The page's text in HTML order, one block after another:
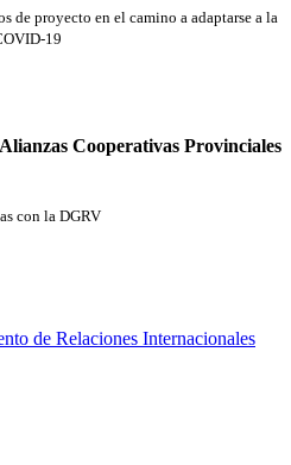
de proyecto en el camino a adaptarse a la
19
Cooperativas Provinciales
con la DGRV
de Relaciones Internacionales